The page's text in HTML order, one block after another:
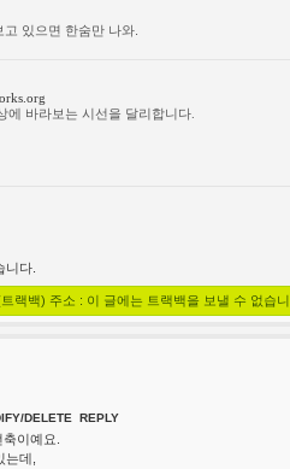
있으면 한숨만 나와.
에 바라보는 시선을 달리합니다.
니다.
랙백) 주소 : 이 글에는 트랙백을 보낼 수 없습
DELETE REPLY
이예요.
데,